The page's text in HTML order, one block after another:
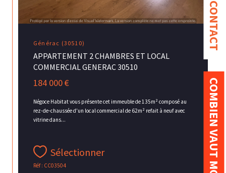
CONTACT
Générac (30510)
APPARTEMENT 2 CHAMBRES ET LOCAL
COMMERCIAL GENERAC 30510
184 000 €
Négoce Habitat vous présente cet immeuble de 135m² composé au
rez-de-chaussée d'un local commercial de 62m² refait à neuf avec
vitrine dans...
Sélectionner
Réf : CC03504